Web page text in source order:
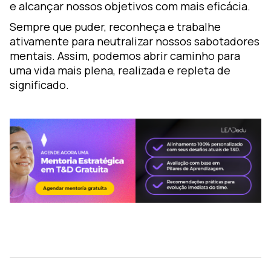
e alcançar nossos objetivos com mais eficácia.
Sempre que puder, reconheça e trabalhe
ativamente para neutralizar nossos sabotadores
mentais. Assim, podemos abrir caminho para
uma vida mais plena, realizada e repleta de
significado.